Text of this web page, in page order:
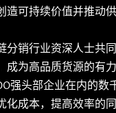
造可持续价值并推动
分销行业资深人士共
成为高品质货源的有
强头部企业在内的数
成本，提高效率的